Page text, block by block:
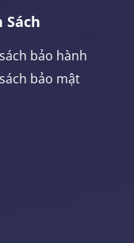
Sách
bảo hành
bảo mật